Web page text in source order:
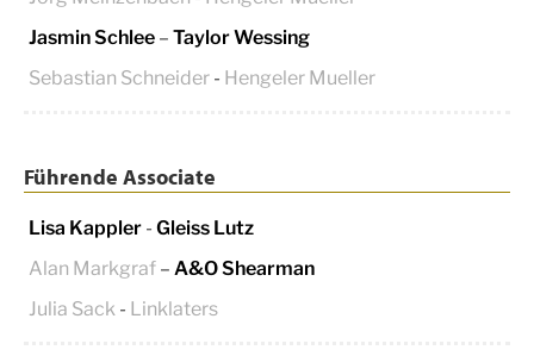
Jasmin Schlee – Taylor Wessing
Sebastian Schneider - Hengeler Mueller
Führende Associate
Lisa Kappler - Gleiss Lutz
Alan Markgraf – A&O Shearman
Julia Sack - Linklaters